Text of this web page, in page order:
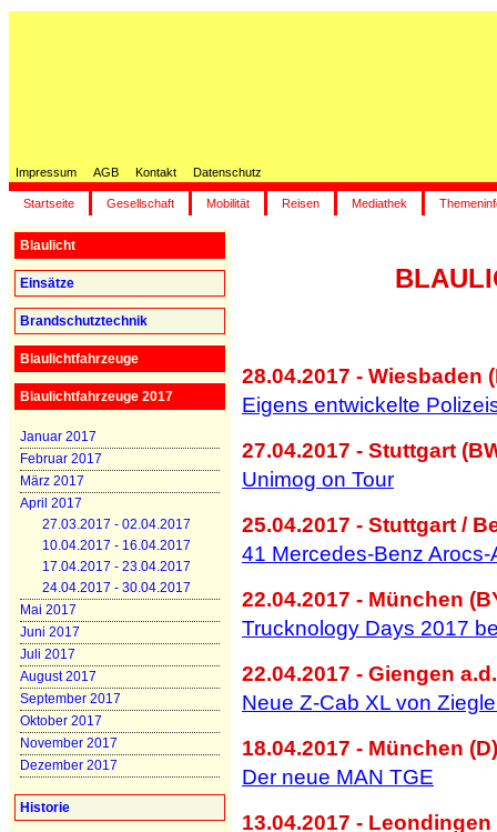
Impressum AGB Kontakt Datenschutz
Startseite Gesellschaft Mobilität Reisen Mediathek
Blaulicht
Einsätze
Brandschutztechnik
Blaulichtfahrzeuge
Blaulichtfahrzeuge 2017
Januar 2017
Februar 2017
März 2017
April 2017
27.03.2017 - 02.04.2017
10.04.2017 - 16.04.2017
17.04.2017 - 23.04.2017
24.04.2017 - 30.04.2017
Mai 2017
Juni 2017
Juli 2017
August 2017
September 2017
Oktober 2017
November 2017
Dezember 2017
Historie
28.04.2017 - Wiesbaden
Eigens entwickelte
27.04.2017 - Stuttgart
Unimog on Tour
25.04.2017 - Stuttgart /
41 Mercedes-Benz
22.04.2017 - München
Trucknology Days 2017
22.04.2017 - Giengen
Neue Z-Cab XL von
18.04.2017 - München
Der neue MAN TGE
13.04.2017 -